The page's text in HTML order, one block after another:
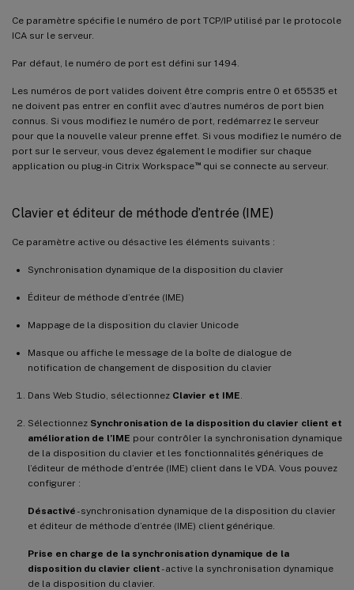
Ce paramètre spécifie le numéro de port TCP/IP utilisé par le protocole
ICA sur le serveur.
Par défaut, le numéro de port est défini sur 1494.
Les numéros de port valides doivent être compris entre 0 et 65535 et
ne doivent pas entrer en conflit avec d’autres numéros de port bien
connus. Si vous modifiez le numéro de port, redémarrez le serveur
pour que la nouvelle valeur prenne effet. Si vous modifiez le numéro de
port sur le serveur, vous devez également le modifier sur chaque
application ou plug-in Citrix Workspace™qui se connecte au serveur.
Clavier et éditeur de méthode d’entrée (IME)
Ce paramètre active ou désactive les éléments suivants :
Synchronisation dynamique de la disposition du clavier
Éditeur de méthode d’entrée (IME)
Mappage de la disposition du clavier Unicode
Masque ou affiche le message de la boîte de dialogue de
notification de changement de disposition du clavier
Dans Web Studio, sélectionnez Clavier et IME
Sélectionnez Synchronisation de la disposition du clavier client et
amélioration de l’IME pour contrôler la synchronisation dynamique
de la disposition du clavier et les fonctionnalités génériques de
l’éditeur de méthode d’entrée (IME) client dans le VDA. Vous pouvez
configurer :
Désactivé- synchronisation dynamique de la disposition du clavier
et éditeur de méthode d’entrée (IME) client générique.
Prise en charge de la synchronisation dynamique de la
disposition du clavier client- active la synchronisation dynamique
de la disposition du clavier.